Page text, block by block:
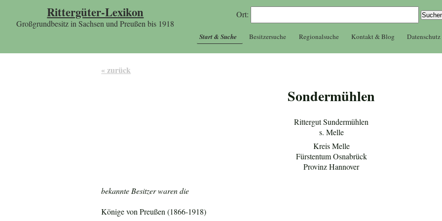
Rittergüter-Lexikon
Großgrundbesitz in Sachsen und Preußen bis 1918
Ort:
Start & Suche Besitzersuche Regionalsuche Kontakt & Blog Datenschutz
« zurück
Sondermühlen
Rittergut Sundermühlen
s. Melle
Kreis Melle
Fürstentum Osnabrück
Provinz Hannover
bekannte Besitzer waren die
Könige von Preußen (1866-1918)